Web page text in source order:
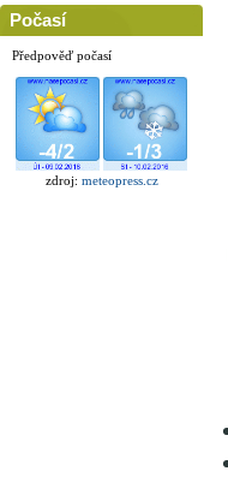
Počasí
Předpověď počasí
zdroj: meteopress.cz